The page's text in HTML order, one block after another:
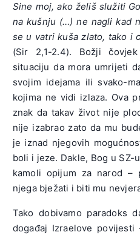
Sine moj, ako želiš služiti
na kušnju (…) ne nagli kad
se u vatri kuša zlato, tako i
(Sir 2,1-2.4). Božji
situaciju da mora umrijeti
svojim idejama ili svako-
kojima ne vidi izlaza. Ova
znak da takav život nije
nije izabrao zato da mu
je iznad njegovih
boli i jeze. Dakle, Bog u
kamoli opijum za narod –
njega bježati i biti mu
Tako dobivamo paradoks
događaj Izraelove